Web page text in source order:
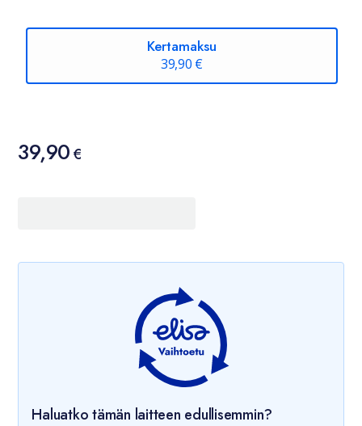
Kertamaksu
39,90 €
Hinta
39,90 €
39,90€
Haluatko tämän laitteen edullisemmin?